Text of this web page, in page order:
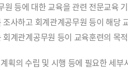
등에 대한 교육을 관련 전문교육
사하고 회계관계공무원 등이 해당
계관계공무원 등이 교육훈련의 목
획의 수립 및 시행 등에 필요한 세